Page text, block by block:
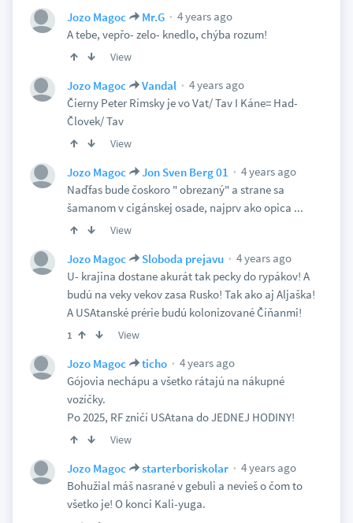
Jozo Magoc Mr.G
4 years ago
A tebe, vepřo- zelo- knedlo, chýba rozum!
View
Jozo Magoc Vandal
4 years ago
Čierny Peter Rímsky je vo Vat/ Tav I Káne= Had-
Človek/ Tav
View
Jozo Magoc Jon Sven Berg 01
4 years ago
Naďfas bude čoskoro " obrezaný" a strane sa
šamanom v cigánskej osade, najprv ako opica ...
View
Jozo Magoc Sloboda prejavu
4 years ago
U- krajina dostane akurát tak pecky do rypákov! A
budú na veky vekov zasa Rusko! Tak ako aj Aljaška!
A USAtanské prérie budú kolonizované Číňanmi!
1 View
Jozo Magoc ticho
4 years ago
Gójovia nechápu a všetko rátajú na nákupné
vozíčky.
Po 2025, RF zničí USAtana do JEDNEJ HODINY!
View
Jozo Magoc starterboriskolar
4 years ago
Bohužial máš nasrané v gebuli a nevieš o čom to
všetko je! O konci Kali-yuga.